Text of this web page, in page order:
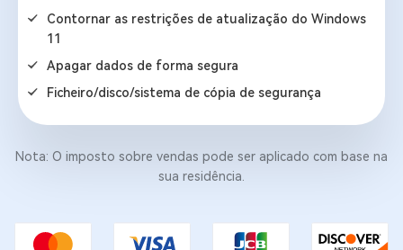
Contornar as restrições de atualização do Windows
11
Apagar dados de forma segura
Ficheiro/disco/sistema de cópia de segurança
Nota: O imposto sobre vendas pode ser aplicado com base na
sua residência.